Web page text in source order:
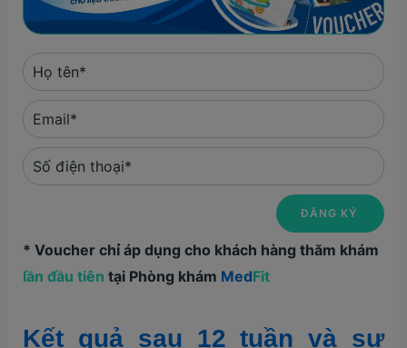
* Voucher chỉ áp dụng cho khách hàng thăm khám
lần đầu tiên tại Phòng khám MedFit
Kết quả sau 12 tuần và sự